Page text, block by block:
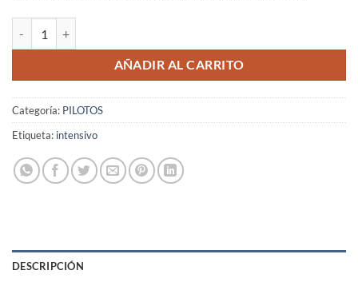
AÑADIR AL CARRITO
Categoría: PILOTOS
Etiqueta: intensivo
DESCRIPCIÓN